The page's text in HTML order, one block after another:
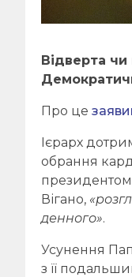
Відверта
Про це
Ієрарх
обрання
президентом
Вігано,
денного».
Усунення
з її